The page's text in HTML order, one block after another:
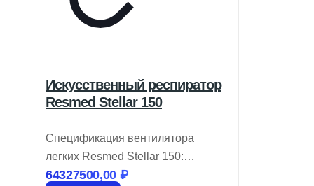
Искусственный респиратор
Resmed Stellar 150
Спецификация вентилятора
легких Resmed Stellar 150:
Разработан для нужд
64327500,00 ₽